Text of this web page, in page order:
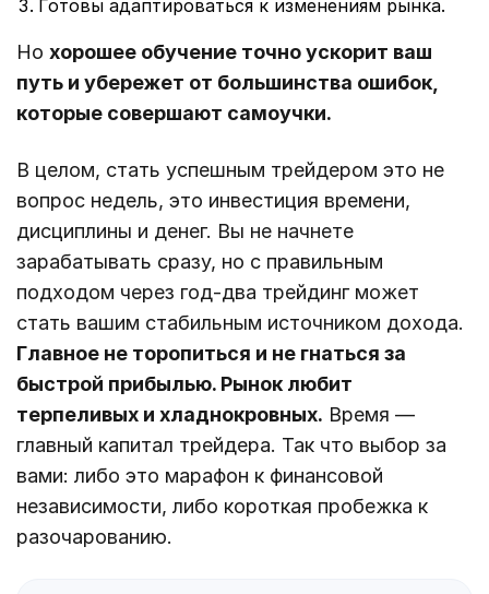
Готовы адаптироваться к изменениям рынка.
Но хорошее обучение точно ускорит ваш
путь и убережет от большинства ошибок,
которые совершают самоучки.
В целом, стать успешным трейдером это не
вопрос недель, это инвестиция времени,
дисциплины и денег. Вы не начнете
зарабатывать сразу, но с правильным
подходом через год-два трейдинг может
стать вашим стабильным источником дохода.
Главное не торопиться и не гнаться за
быстрой прибылью. Рынок любит
терпеливых и хладнокровных. Время —
главный капитал трейдера. Так что выбор за
вами: либо это марафон к финансовой
независимости, либо короткая пробежка к
разочарованию.